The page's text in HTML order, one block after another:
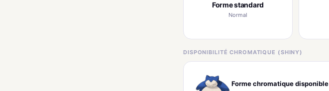
Forme standard
Normal
DISPONIBILITÉ CHROMATIQUE (SHINY)
Forme chromatique disponible